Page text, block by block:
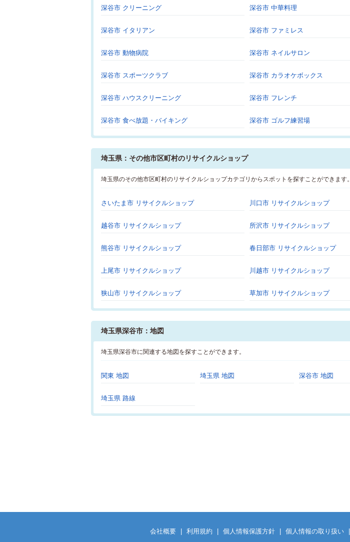
深谷市 クリーニング 深谷市 中華料理
深谷市 イタリアン 深谷市 ファミレス
深谷市 動物病院 深谷市 ネイルサロン
深谷市 スポーツクラブ 深谷市 カラオケボックス
深谷市 ハウスクリーニング 深谷市 フレンチ
深谷市 食べ放題・バイキング 深谷市 ゴルフ練習場
埼玉県：その他市区町村のリサイクルショップ
埼玉県のその他市区町村のリサイクルショップカテゴリからスポットを探すことができます。
さいたま市 リサイクルショップ 川口市 リサイクルショップ
越谷市 リサイクルショップ 所沢市 リサイクルショップ
熊谷市 リサイクルショップ 春日部市 リサイクルショップ
上尾市 リサイクルショップ 川越市 リサイクルショップ
狭山市 リサイクルショップ 草加市 リサイクルショップ
埼玉県深谷市：地図
埼玉県深谷市に関連する地図を探すことができます。
関東 地図 埼玉県 地図 深谷市 地図
埼玉県 路線
会社概要 利用規約 個人情報保護方針 個人情報の取り扱い